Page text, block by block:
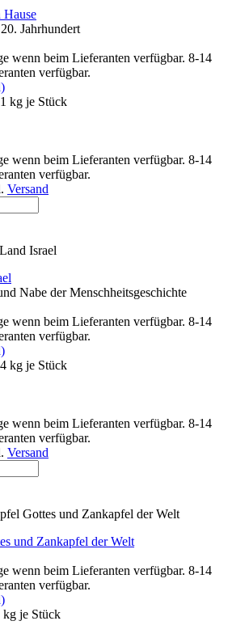
Jahrhundert
8-14
verfügbar.
kg je Stück
8-14
verfügbar.
Versand
Nabe der Menschheitsgeschichte
8-14
verfügbar.
kg je Stück
8-14
verfügbar.
Versand
und Zankapfel der Welt
8-14
verfügbar.
kg je Stück